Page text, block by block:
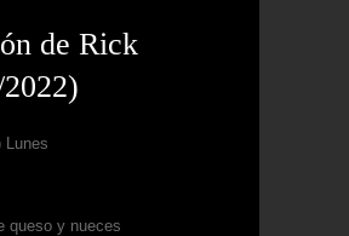
de Rick
Lunes
queso y nueces